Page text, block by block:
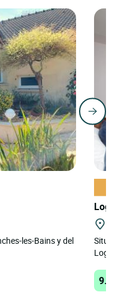
les-Bains y del